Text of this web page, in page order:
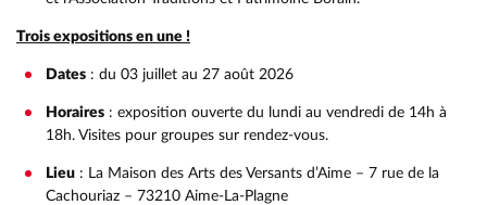
Trois expositions en une !
Dates : du 03 juillet au 27 août 2026
Horaires : exposition ouverte du lundi au vendredi de 14h à
18h. Visites pour groupes sur rendez-vous.
Lieu : La Maison des Arts des Versants d’Aime – 7 rue de la
Cachouriaz – 73210 Aime-La-Plagne